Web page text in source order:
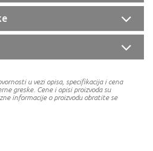
u vezi opisa, specifikacija i cena
greske. Cene i opisi proizvoda su
informacije o proizvodu obratite se